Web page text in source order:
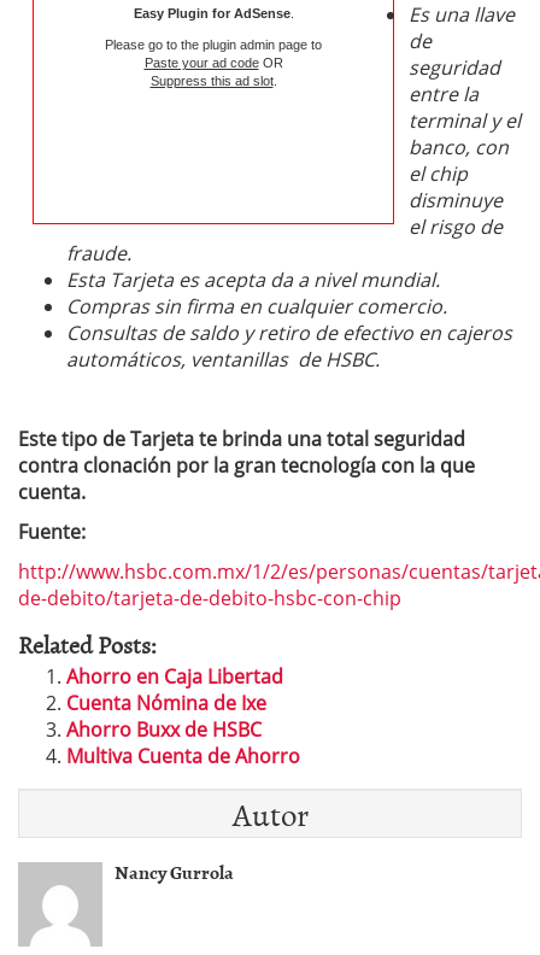
Easy Plugin for AdSense.
Please go to the plugin admin page to
Paste your ad codeOR
Suppress this ad slot.
Es una llave
de
seguridad
entre la
terminal y el
banco, con
el chip
disminuye
el risgo de
fraude.
Esta Tarjeta es acepta da a nivel mundial.
Compras sin firma en cualquier comercio.
Consultas de saldo y retiro de efectivo en cajeros
automáticos, ventanillas de HSBC.
Este tipo de Tarjeta te brinda una total seguridad
contra clonación por la gran tecnología con la que
cuenta.
Fuente:
http://www.hsbc.com.mx/1/2/es/personas/cuentas/
de-debito/tarjeta-de-debito-hsbc-con-chip
Related Posts:
Ahorro en Caja Libertad
Cuenta Nómina de Ixe
Ahorro Buxx de HSBC
Multiva Cuenta de Ahorro
Autor
Nancy Gurrola